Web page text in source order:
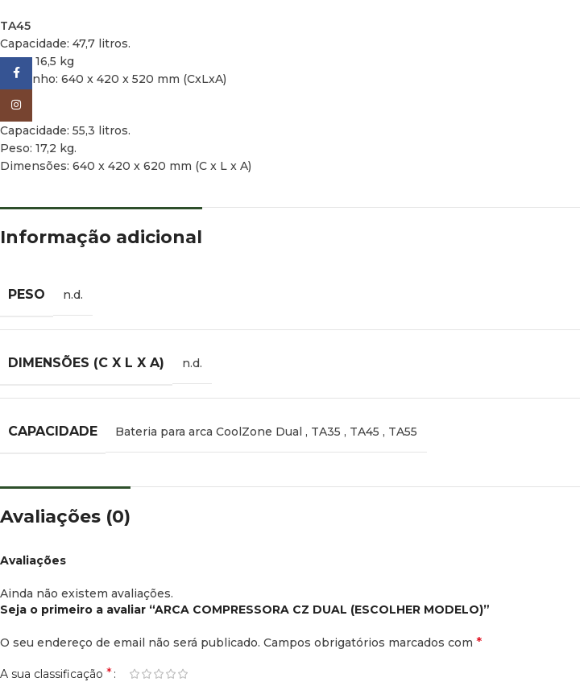
TA45
Capacidade: 47,7 litros.
Peso: 16,5 kg
Tamanho: 640 x 420 x 520 mm (CxLxA)
TA55
Capacidade: 55,3 litros.
Peso: 17,2 kg.
Dimensões: 640 x 420 x 620 mm (C x L x A)
Informação adicional
PESO n.d.
DIMENSÕES (C X L X A) n.d.
CAPACIDADE Bateria para arca CoolZone Dual , TA35 , TA45 , TA55
Avaliações (0)
Avaliações
Ainda não existem avaliações.
Seja o primeiro a avaliar “ARCA COMPRESSORA CZ DUAL (ESCOLHER MODELO)”
O seu endereço de email não será publicado. Campos obrigatórios marcados com *
A sua classificação *
Facebook